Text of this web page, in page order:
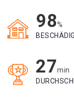
98%
27min